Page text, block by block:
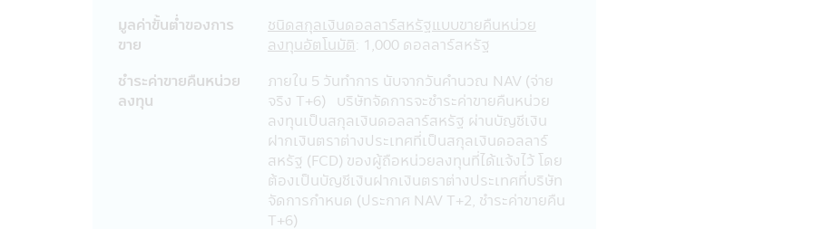
ข้อตกลงของบริษัทฯ
บริษัทฯ อาจจะเปิดเผยข้องมูลส่วนตัวของท่านกับบริษัทอื่นๆ ที่ให้บริการแก่บริษัทฯ:
บริษัทฯอาจเปิดเผยข้อมูลส่วนบุคคลกับผู้ให้บริการภายนอกที่ให้บริการกับบริษัทฯ
• ผู้ให้บริการภายนอกเหล่านี้อาจเป็นผู้ให้บริการแก่ท่าน เช่น ให้บริการยืนยันตัวตนของท่าน
• ผู้บริการภายนอกบริษัทฯ เช่น ผู้ให้บริการการจัดส่งเอกสาร, ผู้ให้บริการด้านระบบ IT ผู้ดำเนินการกรอก
เชี่ยวชาญในด้านต่างๆ, การจัดส่งโฆษณาสำหรับผลิตภัณฑ์และบริการ และบริษัทภายนอกอื่นๆ ที่สนับสนุนกา
• บุคคลที่ได้รับการแต่งตั้งให้ทำหน้าที่แทนท่าน
• ผู้เชี่ยวชาญด้านต่างๆ ที่ได้รับมอบหมายจากบริษัทฯเพื่อช่วยการบริการจัดการเงินลงทุนของท่าน
• เมื่อต้องเปิดเผยตามที่กฎหมายกำหนด เช่น กรมสรรพากร, ผู้ควบคุมกฎระเบียบ เช่น สำนักงานคณะกร
มูลค่าขั้นตํ่าของการ
ขาย
ชนิดสกุลเงินดอลลาร์สหรัฐแบบขายคืนหน่วย
ลงทุนอัตโนมัติ: 1,000 ดอลลาร์สหรัฐ
ชำระค่าขายคืนหน่วย
ลงทุน
ภายใน 5 วันทำการ นับจากวันคำนวณ NAV (จ่าย
จริง T+6) บริษัทจัดการจะชำระค่าขายคืนหน่วย
ลงทุนเป็นสกุลเงินดอลลาร์สหรัฐ ผ่านบัญชีเงิน
ฝากเงินตราต่างประเทศที่เป็นสกุลเงินดอลลาร์
สหรัฐ (FCD) ของผู้ถือหน่วยลงทุนที่ได้แจ้งไว้ โดย
ต้องเป็นบัญชีเงินฝากเงินตราต่างประเทศที่บริษัท
จัดการกำหนด (ประกาศ NAV T+2, ชำระค่าขายคืน
T+6)